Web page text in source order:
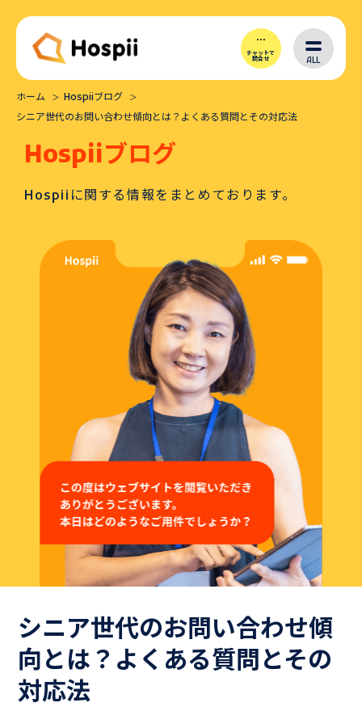
チャットで
問合せ ALL
Hospiiとは
シナリオ作成
導入メリット
よくある質問
Hospiiブログ
お問い合わせ
お気軽にお問い合わせください！
Hospiiを体験しながら
ホーム
Hospiiブログ
シニア世代のお問い合わせ傾向とは？よくある質問とその対応法
Hospiiブログ
Hospiiに関する情報をまとめております。
シニア世代のお問い合わせ傾
向とは？よくある質問とその
対応法